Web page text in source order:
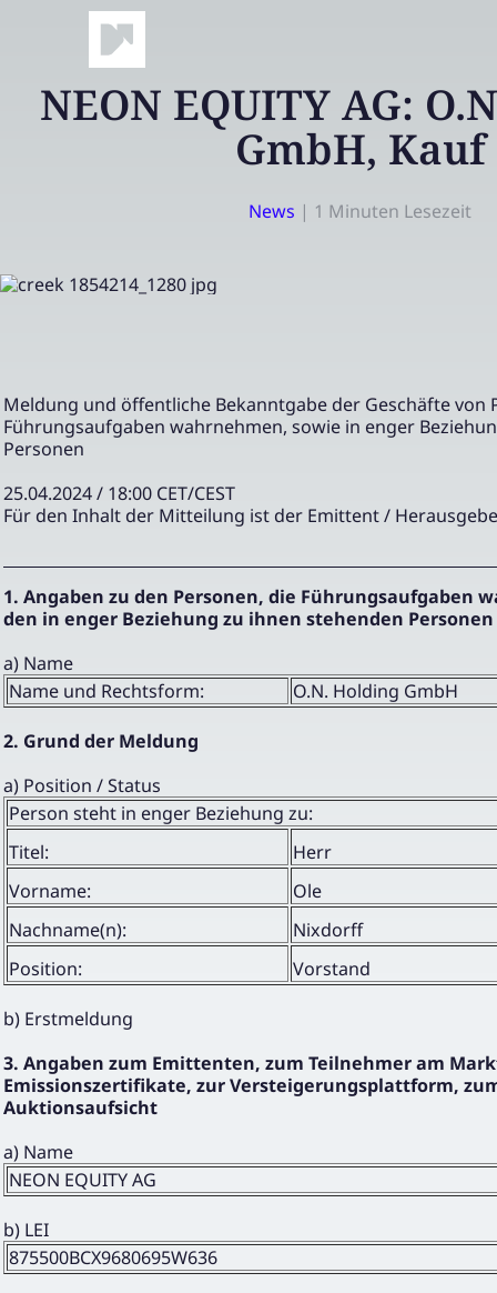
NEON EQUITY AG:
GmbH, Kauf
News | 1 Minuten Lesezeit
Meldung und öffentliche Bekanntgabe der Geschäfte von
Führungsaufgaben wahrnehmen, sowie in enger
Personen
25.04.2024 / 18:00 CET/CEST
Für den Inhalt der Mitteilung ist der Emittent /
1. Angaben zu den Personen, die Führungsaufgaben
den in enger Beziehung zu ihnen stehenden Personen
a) Name
Name und Rechtsform:
O.N. Holding GmbH
2. Grund der Meldung
a) Position / Status
Person steht in enger Beziehung zu:
Titel:
Herr
Vorname:
Ole
Nachname(n):
Nixdorff
Position:
Vorstand
b) Erstmeldung
3. Angaben zum Emittenten, zum Teilnehmer am
Emissionszertifikate, zur Versteigerungsplattform,
Auktionsaufsicht
a) Name
NEON EQUITY AG
b) LEI
875500BCX9680695W636